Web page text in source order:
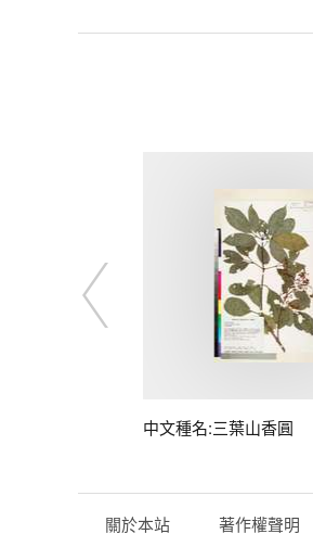
中文種名:三葉山香圓
關於本站 著作權聲明